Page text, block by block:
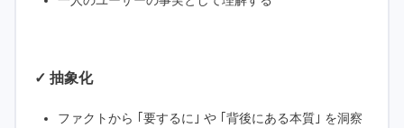
✓ 抽象化
ファクトから ｢要するに｣ や ｢背後にある本質｣ を洞察